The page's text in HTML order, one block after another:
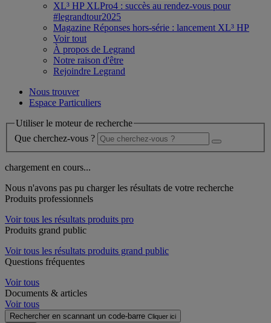
XL³ HP XLPro4 : succès au rendez-vous pour
#legrandtour2025
Magazine Réponses hors-série : lancement XL³ HP
Voir tout
À propos de Legrand
Notre raison d'être
Rejoindre Legrand
Nous trouver
Espace Particuliers
Utiliser le moteur de recherche
Que cherchez-vous ?
chargement en cours...
Nous n'avons pas pu charger les résultats de votre recherche
Produits professionnels
Voir tous les résultats produits pro
Produits grand public
Voir tous les résultats produits grand public
Questions fréquentes
Voir tous
Documents & articles
Voir tous
Rechercher en scannant un code-barre Cliquer ici